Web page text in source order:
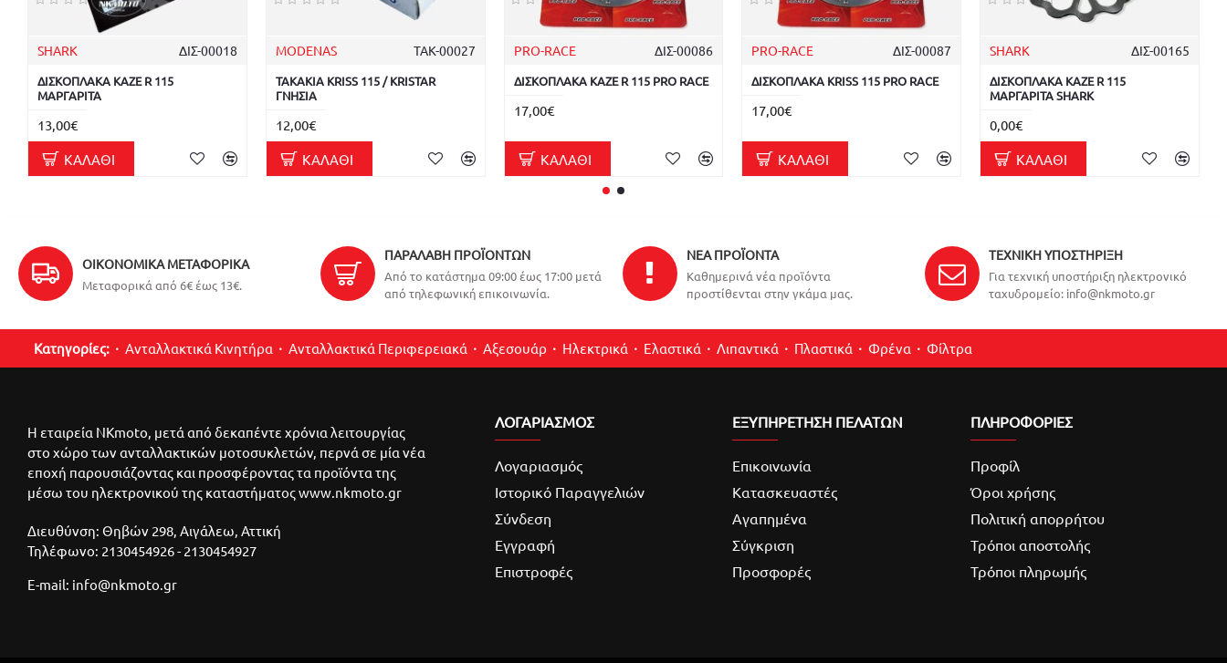
SHARK ΔΙΣ-00018
ΔΙΣΚΟΠΛΑΚΑ KAZE R 115
ΜΑΡΓΑΡΙΤΑ
13,00€
ΚΑΛΆΘΙ
MODENAS ΤΑΚ-00027
ΤΑΚΑΚΙΑ KRISS 115 / KRISTAR
ΓΝΗΣΙΑ
12,00€
ΚΑΛΆΘΙ
PRO-RACE ΔΙΣ-00086
ΔΙΣΚΟΠΛΑΚΑ KAZE R 115 PRO RACE
17,00€
ΚΑΛΆΘΙ
PRO-RACE ΔΙΣ-00087
ΔΙΣΚΟΠΛΑΚΑ KRISS 115 PRO RACE
17,00€
ΚΑΛΆΘΙ
SHARK ΔΙΣ-00165
ΔΙΣΚΟΠΛΑΚΑ KAZE R 115
ΜΑΡΓΑΡΙΤΑ SHARK
0,00€
ΚΑΛΆΘΙ
ΟΙΚΟΝΟΜΙΚΆ ΜΕΤΑΦΟΡΙΚΆ
Μεταφορικά από 6€ έως 13€.
ΠΑΡΑΛΑΒΉ ΠΡΟΪΌΝΤΩΝ
Από το κατάστημα 09:00 έως 17:00 μετά
από τηλεφωνική επικοινωνία.
ΝΈΑ ΠΡΟΪΌΝΤΑ
Καθημερινά νέα προϊόντα
προστίθενται στην γκάμα μας.
ΤΕΧΝΙΚΉ ΥΠΟΣΤΉΡΙΞΗ
Για τεχνική υποστήριξη ηλεκτρονικό
ταχυδρομείο: info@nkmoto.gr
Κατηγορίες: Ανταλλακτικά Κινητήρα Ανταλλακτικά Περιφερειακά Αξεσουάρ Ηλεκτρικά Ελαστικά Λιπαντικά Πλαστικά Φρένα Φίλτρα
Η εταιρεία NKmoto, μετά από δεκαπέντε χρόνια λειτουργίας
στο χώρο των ανταλλακτικών μοτοσυκλετών, περνά σε μία νέα
εποχή παρουσιάζοντας και προσφέροντας τα προϊόντα της
μέσω του ηλεκτρονικού της καταστήματος www.nkmoto.gr
Διευθύνση: Θηβών 298, Αιγάλεω, Αττική
Τηλέφωνο: 2130454926 - 2130454927
E-mail: info@nkmoto.gr
ΛΟΓΑΡΙΑΣΜΌΣ
Λογαριασμός
Ιστορικό Παραγγελιών
Σύνδεση
Εγγραφή
Επιστροφές
ΕΞΥΠΗΡΕΤΗΣΗ ΠΕΛΑΤΩΝ
Επικοινωνία
Κατασκευαστές
Αγαπημένα
Σύγκριση
Προσφορές
ΠΛΗΡΟΦΟΡΙΕΣ
Προφίλ
Όροι χρήσης
Πολιτική απορρήτου
Τρόποι αποστολής
Τρόποι πληρωμής